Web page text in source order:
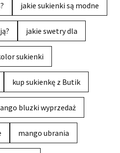
jakie sukienki są modne
jakie swetry dla
sukienki
kup sukienkę z Butik
bluzki wyprzedaż
mango ubrania